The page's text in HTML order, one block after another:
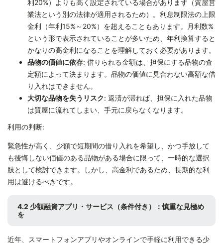
利20%）よりも高く設定されている場合があります（質屋営
業法という別の法律が適用されるため）。利息制限法の上限
金利（年利15%～20%）を超えることもあります。月利数%
という形で表示されていることが多いため、年利換算すると
かなりの高金利になることを理解しておく必要があります。
品物の価値に依存: 借りられる金額は、担保にする品物の査
定額によって決まります。品物の価値に見合わない高額な借
り入れはできません。
大切な品物を失うリスク: 返済が滞れば、担保に入れた品物
は質屋に流れてしまい、手元に戻らなくなります。
利用の判断:
緊急性が高く、少額で短期間の借り入れを希望し、かつ手放して
も後悔しない価値のある品物がある場合に限って、一時的な選択
肢として検討できます。しかし、高金利であるため、長期的な利
用は避けるべきです。
4.2 少額融資アプリ・サービス（条件付き）：慎重な見極め
を
近年、スマートフォンアプリやオンラインで手軽に利用できる少